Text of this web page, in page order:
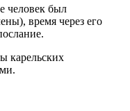
человек был
время через его
карельских